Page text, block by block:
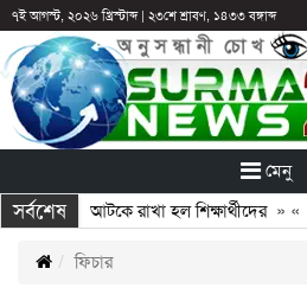
৭ই আগস্ট, ২০২৬ খ্রিস্টাব্দ| ২৩শে শ্রাবণ, ১৪৩৩ বঙ্গাব্দ
মেনু
সর্বশেষ
ছুটির পরও আটকে রাখা হল শিক্ষার্থীদের» «
ফিচার